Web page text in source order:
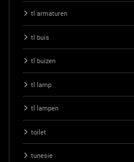
tl armaturen
tl buis
tl buizen
tl lamp
tl lampen
toilet
tunesie